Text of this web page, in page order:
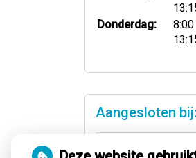
Donderdag:
8:00
Aangesloten bij: